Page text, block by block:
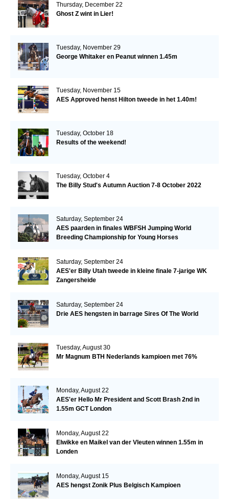
Thursday, December 22
Ghost Z wint in Lier!
Tuesday, November 29
George Whitaker en Peanut winnen 1.45m
Tuesday, November 15
AES Approved henst Hilton tweede in het 1.40m!
Tuesday, October 18
Results of the weekend!
Tuesday, October 4
The Billy Stud's Autumn Auction 7-8 October 2022
Saturday, September 24
AES paarden in finales WBFSH Jumping World
Breeding Championship for Young Horses
Saturday, September 24
AES'er Billy Utah tweede in kleine finale 7-jarige WK
Zangersheide
Saturday, September 24
Drie AES hengsten in barrage Sires Of The World
Tuesday, August 30
Mr Magnum BTH Nederlands kampioen met 76%
Monday, August 22
AES'er Hello Mr President and Scott Brash 2nd in
1.55m GCT London
Monday, August 22
Elwikke en Maikel van der Vleuten winnen 1.55m in
Londen
Monday, August 15
AES hengst Zonik Plus Belgisch Kampioen